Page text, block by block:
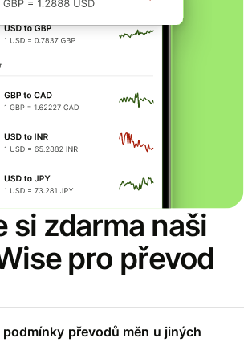
si zdarma naši
pro převod
převodů měn u jiných